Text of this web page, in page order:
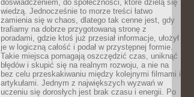
doświadczeniem, do społeczności, które dzielą się
wiedzą. Jednocześnie to morze treści łatwo
zamienia się w chaos, dlatego tak cenne jest, gdy
trafiamy na dobrze przygotowaną stronę z
poradami, gdzie ktoś już przesiał informacje, ułożył
je w logiczną całość i podał w przystępnej formie.
Takie miejsca pomagają oszczędzić czas, uniknąć
błędów i skupić się na realnym rozwoju, a nie na
bez celu przeskakiwaniu między kolejnymi filmami i
artykułami. Jednym z największych wyzwań w
uczeniu się dorosłych jest brak czasu i energii. Po